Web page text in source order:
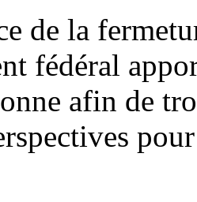
de la
fédéral
afin de